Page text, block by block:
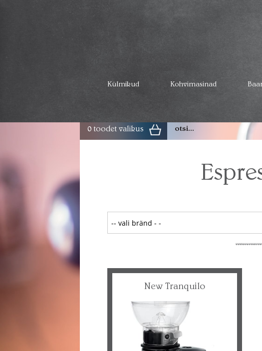
Külmikud Kohvimasinad
0 toodet valikus
New Tranquilo